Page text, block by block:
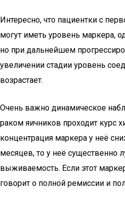
Интересно, что пациентки с
могут иметь уровень маркера,
но при дальнейшем
увеличении стадии уровень
возрастает.
Очень важно динамическое
раком яичников проходит курс
концентрация маркера у неё
месяцев, то у неё существенно
выживаемость. Если этот
говорит о полной ремиссии и